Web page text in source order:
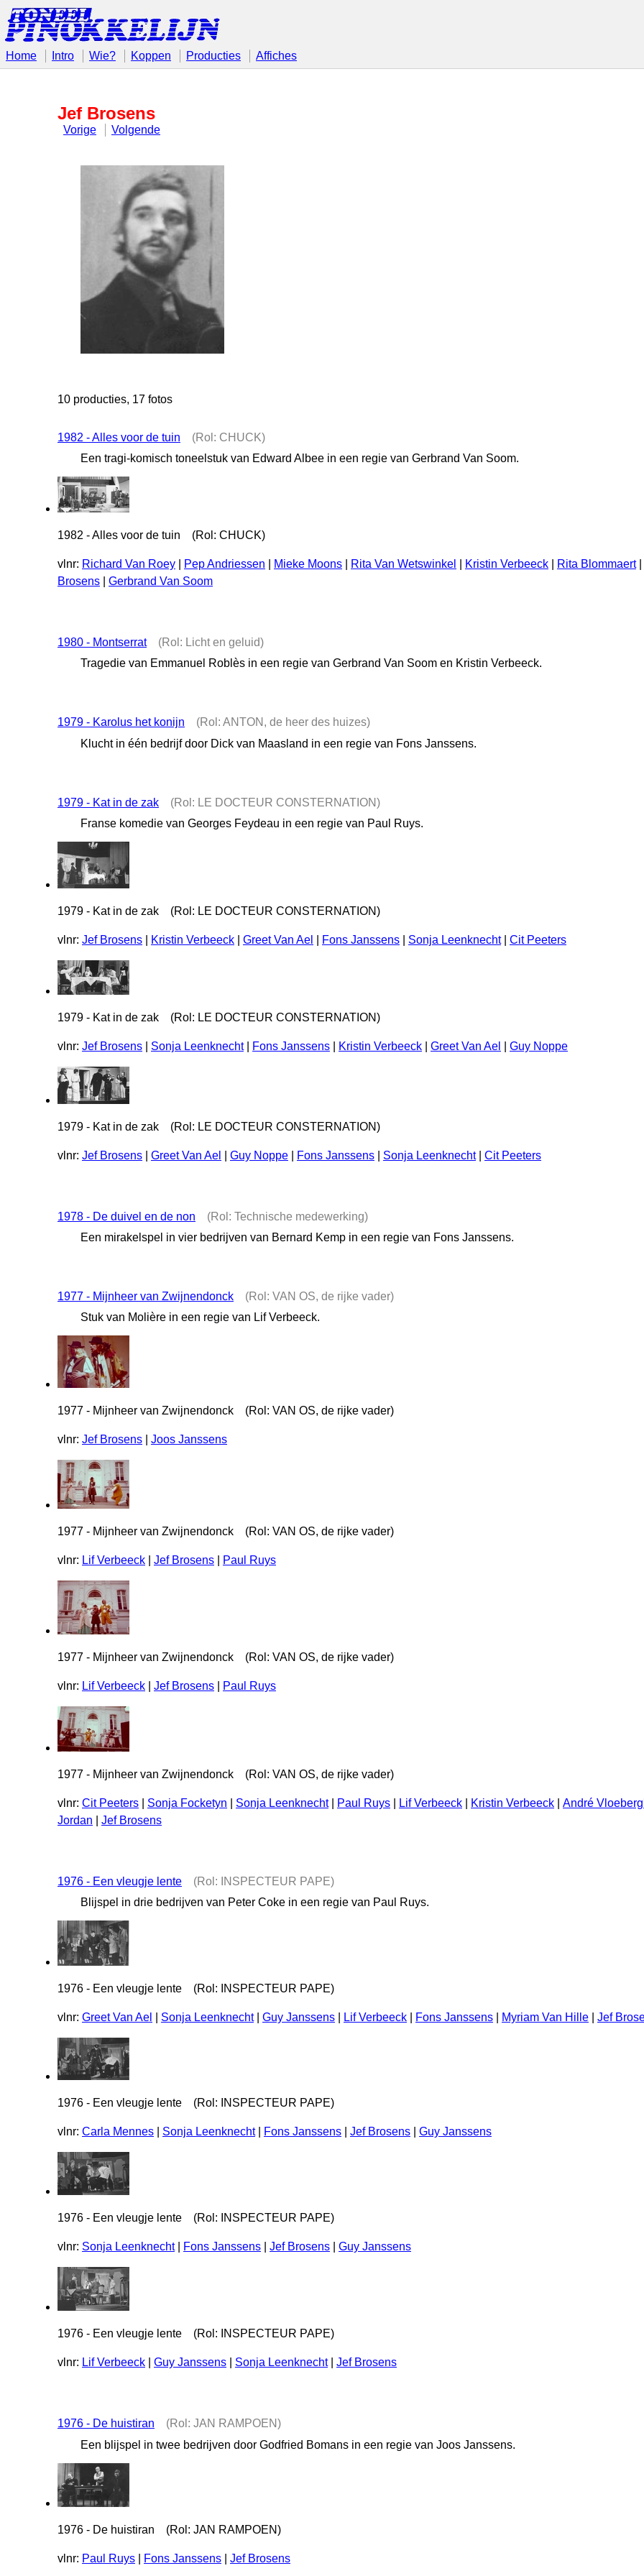
Home Intro Wie? Koppen Producties Affiches
Jef Brosens
Vorige Volgende
10 producties, 17 fotos
1982 - Alles voor de tuin
(Rol: CHUCK)
Een tragi-komisch toneelstuk van Edward Albee in een regie van Gerbrand Van Soom.
1982 - Alles voor de tuin (Rol: CHUCK)
vlnr: Richard Van Roey Pep Andriessen Mieke Moons Rita Van Wetswinkel Kristin Verbeeck Rita Blommaert|
Brosens
Gerbrand Van Soom
1980 - Montserrat
(Rol: Licht en geluid)
Tragedie van Emmanuel Roblès in een regie van Gerbrand Van Soom en Kristin Verbeeck.
1979 - Karolus het konijn
(Rol: ANTON, de heer des huizes)
Klucht in één bedrijf door Dick van Maasland in een regie van Fons Janssens.
1979 - Kat in de zak
(Rol: LE DOCTEUR CONSTERNATION)
Franse komedie van Georges Feydeau in een regie van Paul Ruys.
1979 - Kat in de zak (Rol: LE DOCTEUR CONSTERNATION)
vlnr: Jef Brosens Kristin Verbeeck Greet Van Ael Fons Janssens Sonja Leenknecht| Cit Peeters
1979 - Kat in de zak (Rol: LE DOCTEUR CONSTERNATION)
vlnr: Jef Brosens Sonja Leenknecht| Fons Janssens Kristin Verbeeck Greet Van Ael Guy Noppe
1979 - Kat in de zak (Rol: LE DOCTEUR CONSTERNATION)
vlnr: Jef Brosens Greet Van Ael Guy Noppe Fons Janssens Sonja Leenknecht| Cit Peeters
1978 - De duivel en de non
(Rol: Technische medewerking)
Een mirakelspel in vier bedrijven van Bernard Kemp in een regie van Fons Janssens.
1977 - Mijnheer van Zwijnendonck
(Rol: VAN OS, de rijke vader)
Stuk van Molière in een regie van Lif Verbeeck.
1977 - Mijnheer van Zwijnendonck (Rol: VAN OS, de rijke vader)
vlnr: Jef Brosens Joos Janssens
1977 - Mijnheer van Zwijnendonck (Rol: VAN OS, de rijke vader)
vlnr: Lif Verbeeck Jef Brosens Paul Ruys
1977 - Mijnheer van Zwijnendonck (Rol: VAN OS, de rijke vader)
vlnr: Lif Verbeeck Jef Brosens Paul Ruys
1977 - Mijnheer van Zwijnendonck (Rol: VAN OS, de rijke vader)
vlnr: Cit Peeters Sonja Focketyn Sonja Leenknecht| Paul Ruys Lif Verbeeck Kristin Verbeeck André
Jordan
Jef Brosens
1976 - Een vleugje lente
(Rol: INSPECTEUR PAPE)
Blijspel in drie bedrijven van Peter Coke in een regie van Paul Ruys.
1976 - Een vleugje lente (Rol: INSPECTEUR PAPE)
vlnr: Greet Van Ael Sonja Leenknecht| Guy Janssens Lif Verbeeck Fons Janssens Myriam Van Hille Jef
1976 - Een vleugje lente (Rol: INSPECTEUR PAPE)
vlnr: Carla Mennes Sonja Leenknecht| Fons Janssens Jef Brosens Guy Janssens
1976 - Een vleugje lente (Rol: INSPECTEUR PAPE)
vlnr: Sonja Leenknecht| Fons Janssens Jef Brosens Guy Janssens
1976 - Een vleugje lente (Rol: INSPECTEUR PAPE)
vlnr: Lif Verbeeck Guy Janssens Sonja Leenknecht| Jef Brosens
1976 - De huistiran
(Rol: JAN RAMPOEN)
Een blijspel in twee bedrijven door Godfried Bomans in een regie van Joos Janssens.
1976 - De huistiran (Rol: JAN RAMPOEN)
vlnr: Paul Ruys Fons Janssens Jef Brosens